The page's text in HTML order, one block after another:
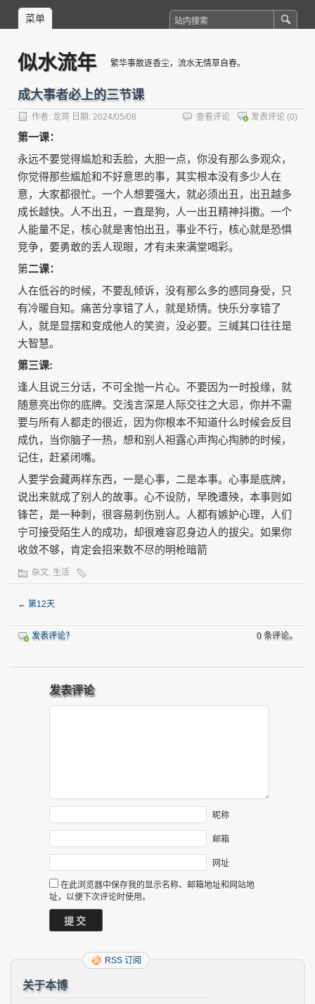
菜单
似水流年 繁华事散逐香尘，流水无情草自春。
成大事者必上的三节课
作者: 龙哥 日期: 2024/05/08 发表评论 (0)
查看评论
第一课：
永远不要觉得尴尬和丢脸，大胆一点，你没有那么多观众，
你觉得那些尴尬和不好意思的事，其实根本没有多少人在
意，大家都很忙。一个人想要强大，就必须出丑，出丑越多
成长越快。人不出丑，一直是狗，人一出丑精神抖擞。一个
人能量不足，核心就是害怕出丑，事业不行，核心就是恐惧
竞争，要勇敢的丢人现眼，才有未来满堂喝彩。
第二课：
人在低谷的时候，不要乱倾诉，没有那么多的感同身受，只
有冷暖自知。痛苦分享错了人，就是矫情。快乐分享错了
人，就是显摆和变成他人的笑资，没必要。三缄其口往往是
大智慧。
第三课:
逢人且说三分话，不可全抛一片心。不要因为一时投缘，就
随意亮出你的底牌。交浅言深是人际交往之大忌，你并不需
要与所有人都走的很近，因为你根本不知道什么时候会反目
成仇，当你脑子一热，想和别人袒露心声掏心掏肺的时候，
记住，赶紧闭嘴。
人要学会藏两样东西，一是心事，二是本事。心事是底牌，
说出来就成了别人的故事。心不设防，早晚遭殃，本事则如
锋芒，是一种刺，很容易刺伤别人。人都有嫉妒心理，人们
宁可接受陌生人的成功，却很难容忍身边人的拔尖。如果你
收敛不够，肯定会招来数不尽的明枪暗箭
杂文, 生活
← 第12天
发表评论？ 0 条评论。
发表评论
昵称
邮箱
网址
在此浏览器中保存我的显示名称、邮箱地址和网站地
址，以便下次评论时使用。
RSS 订阅
关于本博